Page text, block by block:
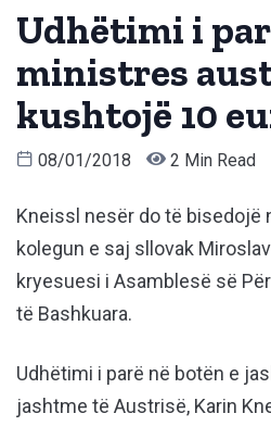
Udhëtimi i
ministres
kushtojë 10
08/01/2018 2 Min Read
Kneissl nesër do të bisedojë
kolegun e saj sllovak
kryesuesi i Asamblesë së
të Bashkuara.
Udhëtimi i parë në botën e
jashtme të Austrisë, Karin